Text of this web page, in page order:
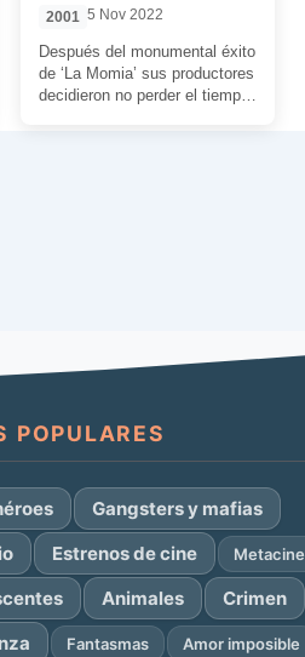
2001 5 Nov 2022
Después del monumental éxito
de ‘La Momia’ sus productores
decidieron no perder el tiempo.
POPULARES
Gangsters y mafias
Estrenos de cine Metacine
Animales
Crimen
Fantasmas Amor imposible